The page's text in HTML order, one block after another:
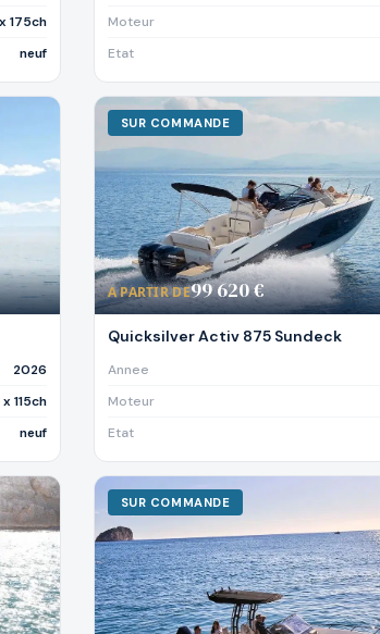
175ch
neuf
Moteur
Etat
2026
x 115ch
neuf
SUR COMMANDE
A PARTIR DE99 620 €
Quicksilver Activ 875 Sundeck
Annee
Moteur
Etat
SUR COMMANDE